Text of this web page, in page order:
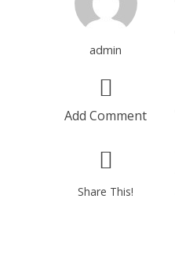
admin
Add Comment
Share This!